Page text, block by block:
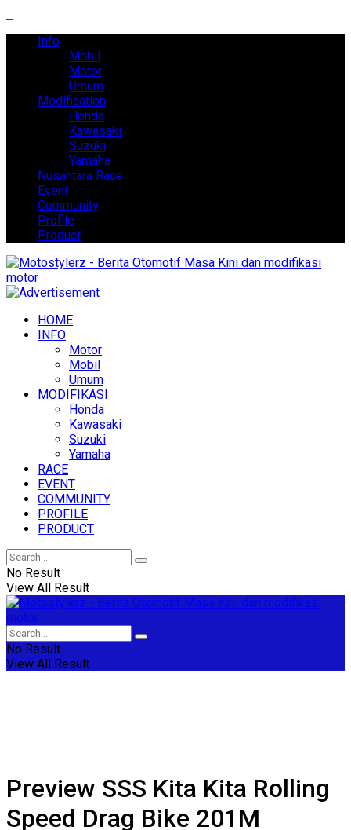
Info
Mobil
Motor
Umum
Modification
Honda
Kawasaki
Suzuki
Yamaha
Nusantara Race
Event
Community
Profile
Product
HOME
INFO
Motor
Mobil
Umum
MODIFIKASI
Honda
Kawasaki
Suzuki
Yamaha
RACE
EVENT
COMMUNITY
PROFILE
PRODUCT
No Result
View All Result
No Result
View All Result
Preview SSS Kita Kita Rolling
Speed Drag Bike 201M